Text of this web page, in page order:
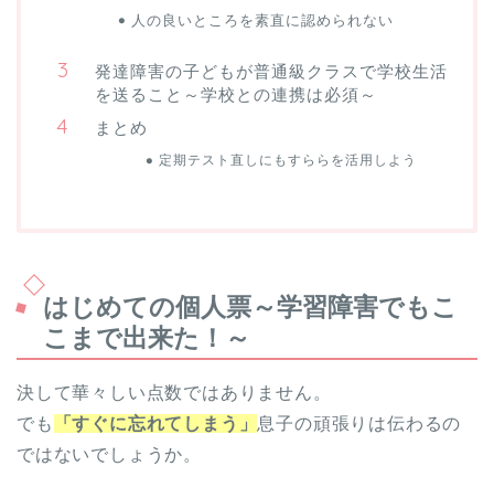
人の良いところを素直に認められない
発達障害の子どもが普通級クラスで学校生活
を送ること～学校との連携は必須～
まとめ
定期テスト直しにもすららを活用しよう
はじめての個人票～学習障害でもこ
こまで出来た！～
決して華々しい点数ではありません。
でも
「すぐに忘れてしまう」 息子の頑張りは伝わるの
ではないでしょうか。